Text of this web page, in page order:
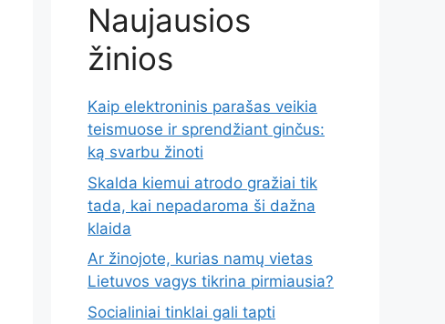
Naujausios
žinios
Kaip elektroninis parašas veikia
teismuose ir sprendžiant ginčus:
ką svarbu žinoti
Skalda kiemui atrodo gražiai tik
tada, kai nepadaroma ši dažna
klaida
Ar žinojote, kurias namų vietas
Lietuvos vagys tikrina pirmiausia?
Socialiniai tinklai gali tapti